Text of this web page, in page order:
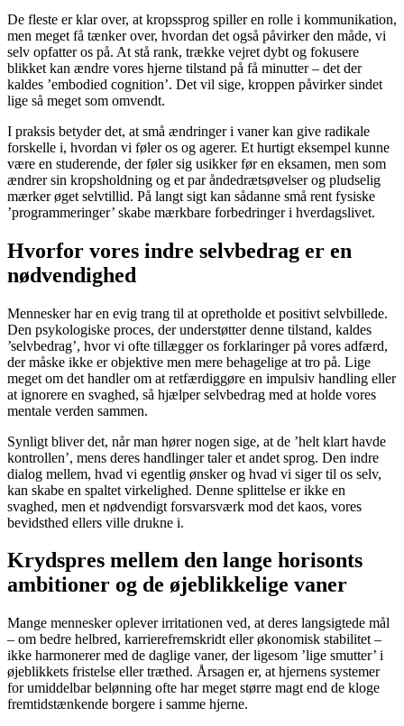
De fleste er klar over, at kropssprog spiller en rolle i kommunikation,
men meget få tænker over, hvordan det også påvirker den måde, vi
selv opfatter os på. At stå rank, trække vejret dybt og fokusere
blikket kan ændre vores hjerne tilstand på få minutter – det der
kaldes ’embodied cognition’. Det vil sige, kroppen påvirker sindet
lige så meget som omvendt.
I praksis betyder det, at små ændringer i vaner kan give radikale
forskelle i, hvordan vi føler os og agerer. Et hurtigt eksempel kunne
være en studerende, der føler sig usikker før en eksamen, men som
ændrer sin kropsholdning og et par åndedrætsøvelser og pludselig
mærker øget selvtillid. På langt sigt kan sådanne små rent fysiske
’programmeringer’ skabe mærkbare forbedringer i hverdagslivet.
Hvorfor vores indre selvbedrag er en
nødvendighed
Mennesker har en evig trang til at opretholde et positivt selvbillede.
Den psykologiske proces, der understøtter denne tilstand, kaldes
’selvbedrag’, hvor vi ofte tillægger os forklaringer på vores adfærd,
der måske ikke er objektive men mere behagelige at tro på. Lige
meget om det handler om at retfærdiggøre en impulsiv handling eller
at ignorere en svaghed, så hjælper selvbedrag med at holde vores
mentale verden sammen.
Synligt bliver det, når man hører nogen sige, at de ’helt klart havde
kontrollen’, mens deres handlinger taler et andet sprog. Den indre
dialog mellem, hvad vi egentlig ønsker og hvad vi siger til os selv,
kan skabe en spaltet virkelighed. Denne splittelse er ikke en
svaghed, men et nødvendigt forsvarsværk mod det kaos, vores
bevidsthed ellers ville drukne i.
Krydspres mellem den lange horisonts
ambitioner og de øjeblikkelige vaner
Mange mennesker oplever irritationen ved, at deres langsigtede mål
– om bedre helbred, karrierefremskridt eller økonomisk stabilitet –
ikke harmonerer med de daglige vaner, der ligesom ’lige smutter’ i
øjeblikkets fristelse eller træthed. Årsagen er, at hjernens systemer
for umiddelbar belønning ofte har meget større magt end de kloge
fremtidstænkende borgere i samme hjerne.